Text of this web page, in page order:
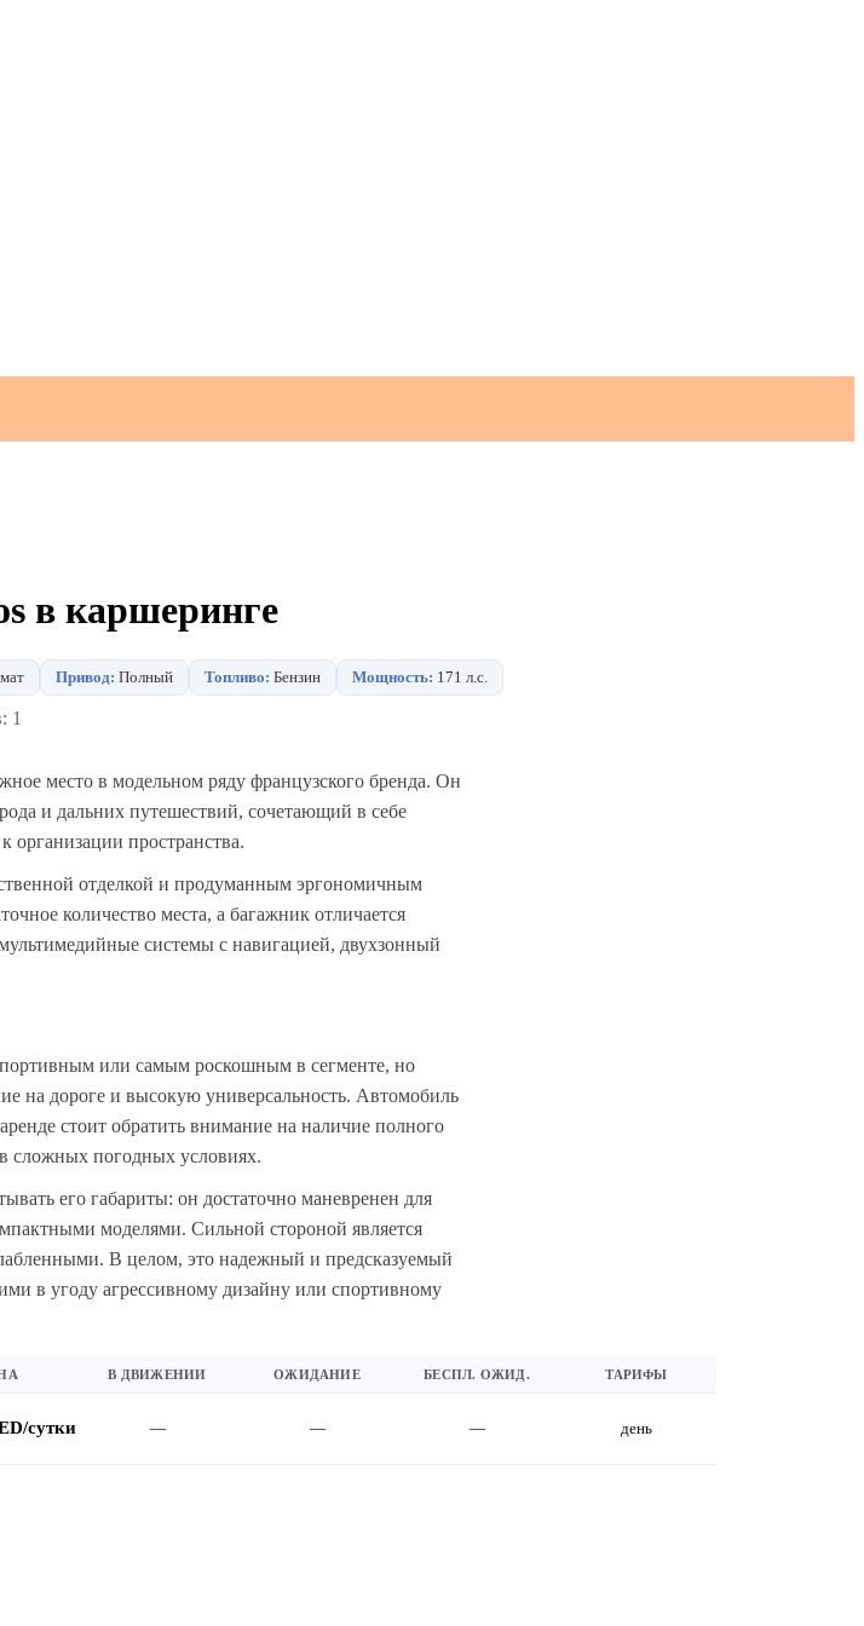
в каршеринге
Привод: Полный Топливо: Бензин Мощность: 171 л.с.
1
место в модельном ряду французского бренда. Он
и дальних путешествий, сочетающий в себе
организации пространства.
отделкой и продуманным эргономичным
количество места, а багажник отличается
системы с навигацией, двухзонный
или самым роскошным в сегменте, но
на дороге и высокую универсальность. Автомобиль
стоит обратить внимание на наличие полного
сложных погодных условиях.
его габариты: он достаточно маневренен для
моделями. Сильной стороной является
В целом, это надежный и предсказуемый
в угоду агрессивному дизайну или спортивному
В ДВИЖЕНИИ ОЖИДАНИЕ БЕСПЛ. ОЖИД. ТАРИФЫ
сутки — — — день